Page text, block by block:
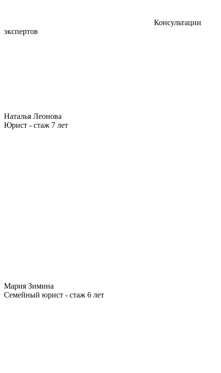
Консультации
экспертов
Наталья Леонова
Юрист - стаж 7 лет
Мария Зимина
Семейный юрист - стаж 6 лет